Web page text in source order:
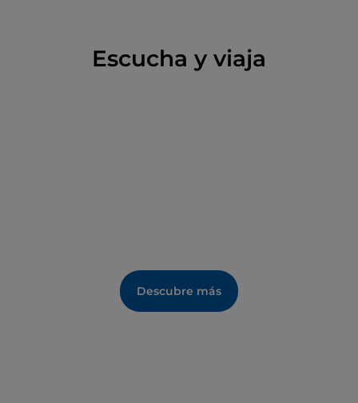
Escucha y viaja
Descubre más